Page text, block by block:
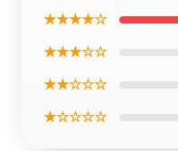
★★★★☆
★★★☆☆
★★☆☆☆
★☆☆☆☆